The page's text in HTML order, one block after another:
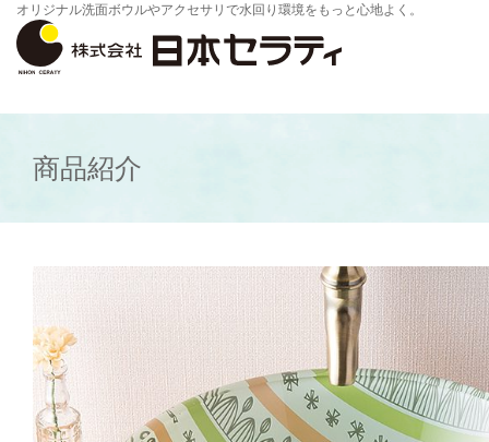
オリジナル洗面ボウルやアクセサリで水回り環境をもっと心地よく。
商品紹介